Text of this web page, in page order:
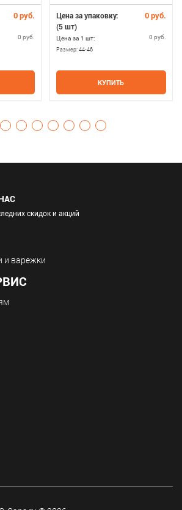
0 руб.
0 руб.
Цена за упаковку: 0 руб.
(5 шт)
Цена за 1 шт: 0 руб.
Размер: 44-46
КУПИТЬ
скидок и акций
и варежки